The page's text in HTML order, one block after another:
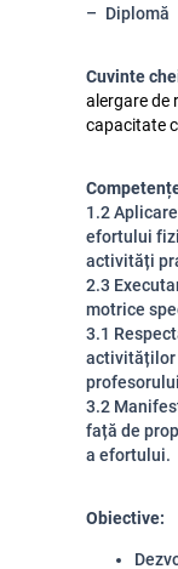
Diplomă
Cuvinte
alergare de
capacitate
1.2
efortului
activități
2.3
motrice
3.1
activităților
3.2
față de
a efortului.
Obiective: